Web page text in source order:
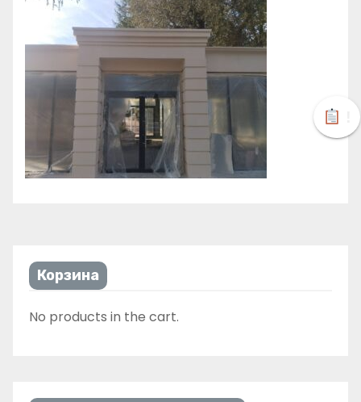
Корзина
No products in the cart.